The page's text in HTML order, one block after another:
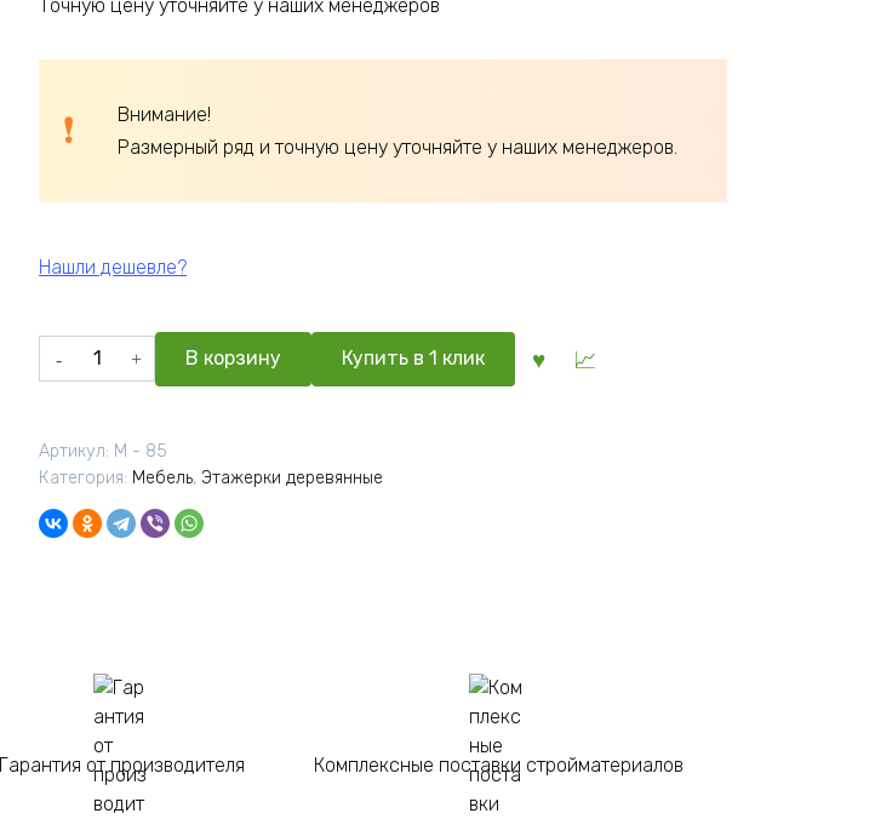
Точную цену уточняйте у наших менеджеров
Внимание!
Размерный ряд и точную цену уточняйте у наших менеджеров.
Нашли дешевле?
Количество
товара
Тумбой600*350*1500
В корзину Купить в 1 клик
Артикул: М - 85
Категория: Мебель, Этажерки деревянные
Гарантия от производителя Комплексные поставки стройматериалов